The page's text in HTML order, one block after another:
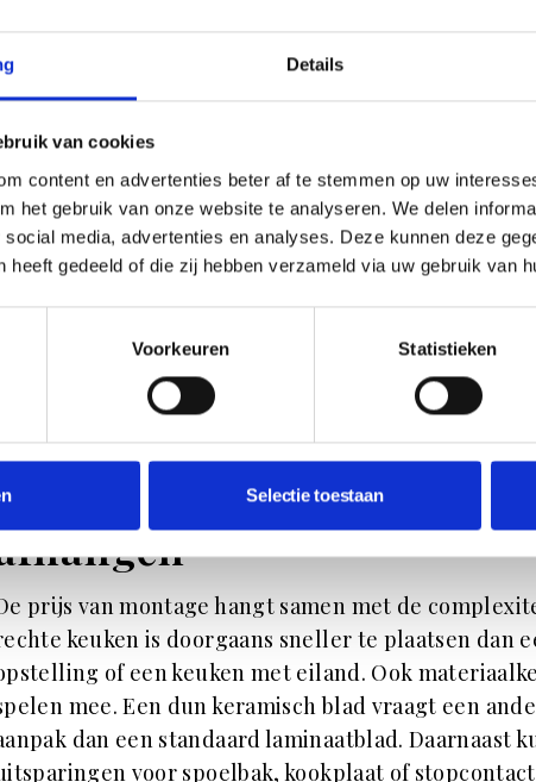
Details
van cookies
content en advertenties beter af te stemmen op uw
het gebruik van onze website te analyseren. We delen
media, advertenties en analyses. Deze kunnen deze
heeft gedeeld of die zij hebben verzameld via uw gebruik van
Voorkeuren Statistieken
Selectie toestaan
rustige wandopstelling. Daarna volgt het
looproutes en ergonomie worden vertaald
dat klopt in het dagelijks leven. Bij het inmeten
de leverdatum, montagedagen en eventuele
werkzaamheden op elkaar
de montage en oplevering, waarbij de keuken
Een goed team kijkt niet alleen naar functionaliteit,
naar het totaalbeeld. Denk aan strakke belijning,
symmetrie en een afwerking die past bij de rest van je
montagekosten van
prijs van montage hangt samen met de
keuken is doorgaans sneller te plaatsen dan
of een keuken met eiland. Ook
mee. Een dun keramisch blad vraagt een
dan een standaard laminaatblad. Daarnaast
voor spoelbak, kookplaat of